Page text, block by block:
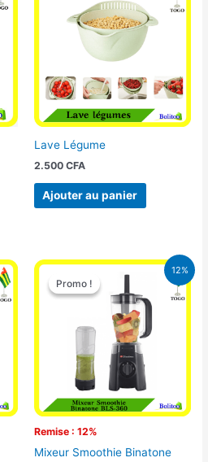
Lave Légume
2.500 CFA
Ajouter au panier
12%
Promo !
Remise : 12%
Promo !
Mixeur Smoothie Binatone
Le
prix
initial
était :
25.000 CFA.
Le
prix
actuel
est :